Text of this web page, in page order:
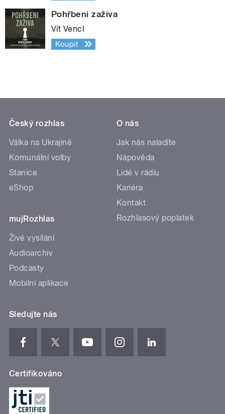
Pohřbeni zaživa
Vít Vencl
Koupit
Český rozhlas
Válka na Ukrajině
Komunální volby
Stanice
eShop
mujRozhlas
Živé vysílání
Audioarchiv
Podcasty
Mobilní aplikace
O nás
Jak nás naladíte
Nápověda
Lidé v rádiu
Kariéra
Kontakt
Rozhlasový poplatek
Sledujte nás
Certifikováno